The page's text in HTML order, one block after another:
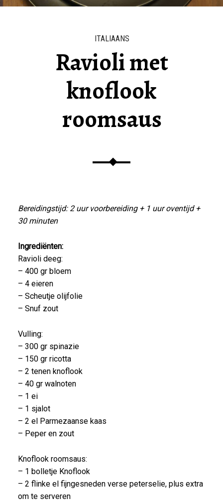
Ravioli met
knoflook
roomsaus
ITALIAANS
Bereidingstijd: 2 uur voorbereiding + 1 uur oventijd +
30 minuten
Ingrediënten:
Ravioli deeg:
– 400 gr bloem
– 4 eieren
– Scheutje olijfolie
– Snuf zout
Vulling:
– 300 gr spinazie
– 150 gr ricotta
– 2 tenen knoflook
– 40 gr walnoten
– 1 ei
– 1 sjalot
– 2 el Parmezaanse kaas
– Peper en zout
Knoflook roomsaus:
– 1 bolletje Knoflook
– 2 flinke el fijngesneden verse peterselie, plus extra
om te serveren